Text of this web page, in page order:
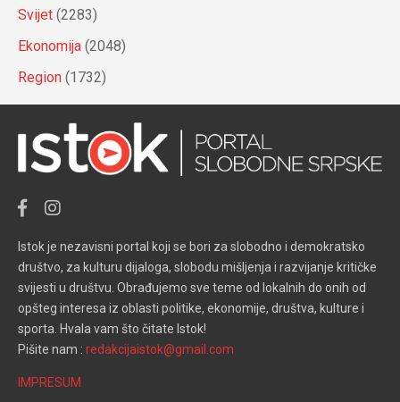
Svijet (2283)
Ekonomija (2048)
Region (1732)
Istok je nezavisni portal koji se bori za slobodno i demokratsko
društvo, za kulturu dijaloga, slobodu mišljenja i razvijanje kritičke
svijesti u društvu. Obrađujemo sve teme od lokalnih do onih od
opšteg interesa iz oblasti politike, ekonomije, društva, kulture i
sporta. Hvala vam što čitate Istok!
Pišite nam : redakcijaistok@gmail.com
IMPRESUM